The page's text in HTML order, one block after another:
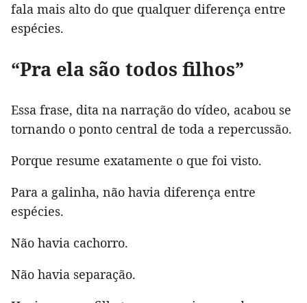
fala mais alto do que qualquer diferença entre
espécies.
“Pra ela são todos filhos”
Essa frase, dita na narração do vídeo, acabou se
tornando o ponto central de toda a repercussão.
Porque resume exatamente o que foi visto.
Para a galinha, não havia diferença entre
espécies.
Não havia cachorro.
Não havia separação.